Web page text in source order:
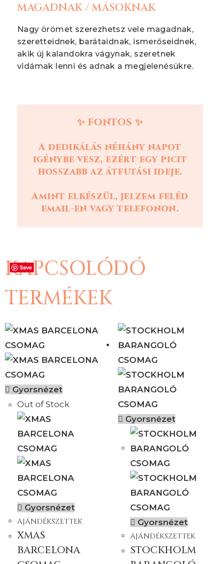
MAGADNAK / MÁSOKNAK
Nagy örömet szerezhetsz vele magadnak,
szeretteidnek, barátaidnak, ismerőseidnek,
akik új kalandokra vágynak, szeretnek
vidámak lenni és adnak a megjelenésükre.
✨ FONTOS ✨
A dedikálás néhány napot
igénybe vesz, ezért egy picit
hosszabb az átfutási ideje.
Amint elkészül, jelzem feléd
email-en vagy telefonon.
KAPCSOLÓDÓ
TERMÉKEK
Save
Gyorsnézet
Out of Stock
Gyorsnézet
AJÁNDÉKSZETTEK
XMAS
BARCELONA
Save
Gyorsnézet
Gyorsnézet
AJÁNDÉKSZETTEK
STOCKHOLM
Save